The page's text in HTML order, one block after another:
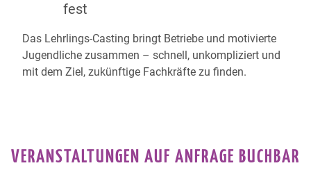
fest
Das Lehrlings-Casting bringt Betriebe und motivierte
Jugendliche zusammen – schnell, unkompliziert und
mit dem Ziel, zukünftige Fachkräfte zu finden.
VERANSTALTUNGEN AUF ANFRAGE BUCHBAR